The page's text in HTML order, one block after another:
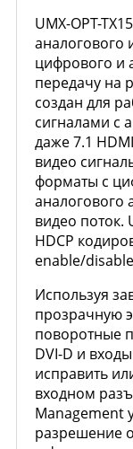
UMX-OPT-
аналогового
цифрового и
передачу на
создан для
сигналами с
даже 7.1
видео
форматы с
аналогового
видео поток.
HDCP
enable/
Используя
прозрачную
поворотные
DVI-D и
исправить
входном
Management
разрешение